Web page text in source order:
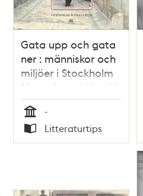
Gata upp och gata
ner : människor och
miljöer i Stockholm
förr och nu / Harald
Norbelie ;
teckningar av
Ingela Penje
Tid
-
Typ
Litteraturtips